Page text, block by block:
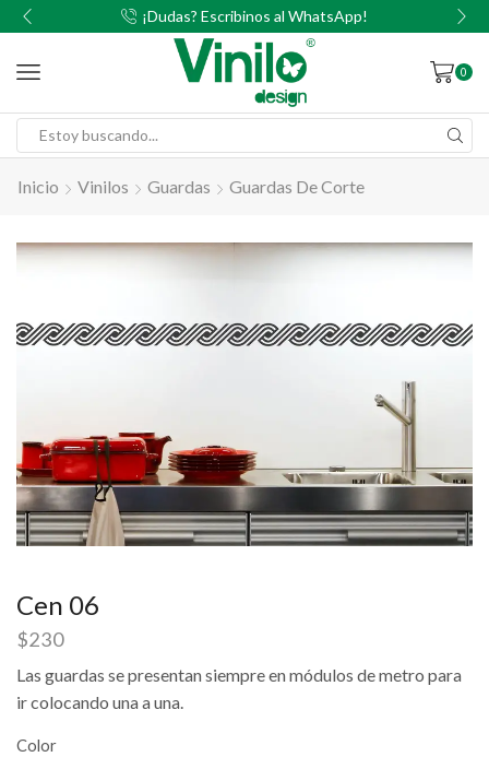
¡Dudas? Escribinos al WhatsApp!
0
Inicio Vinilos Guardas Guardas De Corte
Cen 06
$230
Las guardas se presentan siempre en módulos de metro para
ir colocando una a una.
Color